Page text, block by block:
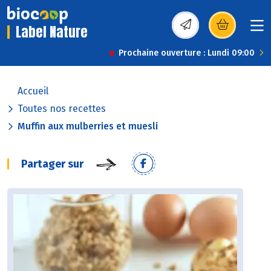
Label Nature (s’ouvre dans une
Prochaine ouverture : Lundi 09:00
Accueil
Toutes nos recettes
Muffin aux mulberries et muesli
Partager sur